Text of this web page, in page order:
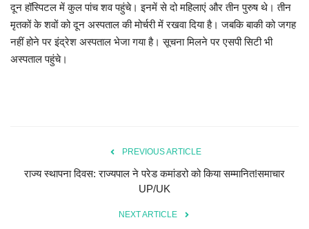
दून हॉस्पिटल में कुल पांच शव पहुंचे। इनमें से दो महिलाएं और तीन पुरुष थे। तीन
मृतकों के शवों को दून अस्पताल की मोर्चरी में रखवा दिया है। जबकि बाकी को जगह
नहीं होने पर इंद्रेश अस्पताल भेजा गया है। सूचना मिलने पर एसपी सिटी भी
अस्पताल पहुंचे।
PREVIOUS ARTICLE
राज्य स्थापना दिवस: राज्यपाल ने परेड कमांडरो को किया सम्मानित!समाचार
UP/UK
NEXT ARTICLE